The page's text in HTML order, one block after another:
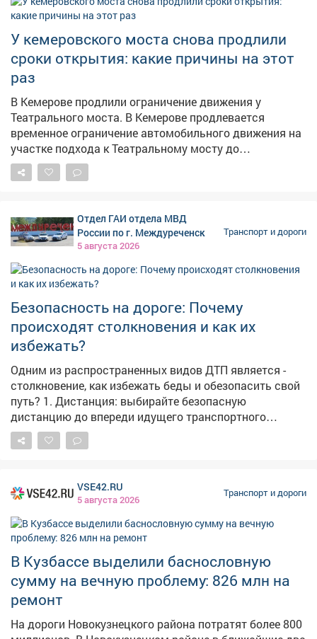
адресной отработки. В ближайшие дни ждем
увеличение числа бензовозов - это также поможет
повысить долю работающих АЗС. Запас топлива на
уборочную кампанию сформирован. Утвержден
четкий график поставок его полного объема.
У кемеровского моста снова продлили
сроки открытия: какие причины на этот
раз
В Кемерове продлили ограничение движения у
Театрального моста. В Кемерове продлевается
временное ограничение автомобильного движения на
участке подхода к Театральному мосту до
перекрёстка с Притомским проспектом-дублёром. Как
сообщает администрация города, корректировка
строящегося музейно-театрального комплекса.
Ограничение будет действовать до 15 августа
внимательными, соблюдать требования дорожных
знаков и заранее выбирать альтернативные
маршруты, чтобы избежать заторов.
Отдел ГАИ отдела МВД
России по г. Междуреченск
5 августа 2026
Транспорт и дороги
Безопасность на дороге: Почему
происходят столкновения и как их
избежать?
Одним из распространенных видов ДТП является -
столкновение, как избежать беды и обезопасить свой
путь? 1. Дистанция: выбирайте безопасную
дистанцию до впереди идущего транспортного
средства. 2. Сигналы светофора: проезд перекрестка
на "желтый" или попытка проскочить на "красный"
поворота заранее, не совершайте резких маневров. 4.
Телефон: управление транспортным средством
требует внимания и сосредоточенности - отвлечение
на телефон создает помехи. 5. Скорость: выигрыш в
пару минут не стоит риска, которому вы подвергаете
себя и окружающих, превышая скорость. Дорога не
прощает ошибок, чтобы их избежать, важно
соблюдать Правила дорожного движения.
VSE42.RU
5 августа 2026
Транспорт и дороги
В Кузбассе выделили баснословную
сумму на вечную проблему: 826 млн на
ремонт
На дороги Новокузнецкого района потратят более 800